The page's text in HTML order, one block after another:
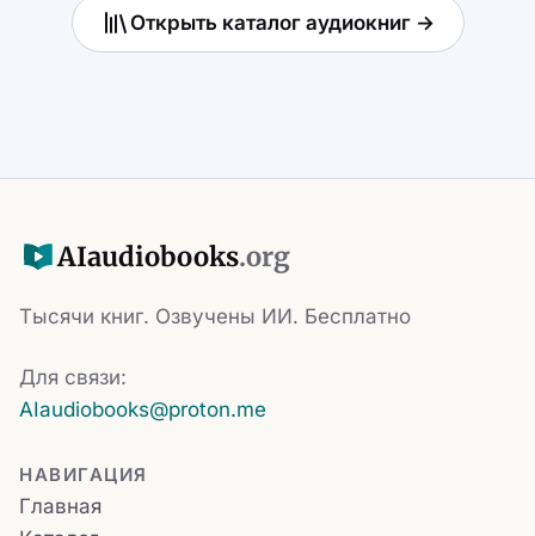
Открыть каталог аудиокниг →
AIaudiobooks.org
Тысячи книг. Озвучены ИИ. Бесплатно
Для связи:
AIaudiobooks@proton.me
НАВИГАЦИЯ
Главная